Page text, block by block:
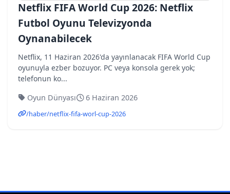
Netflix FIFA World Cup 2026: Netflix
Futbol Oyunu Televizyonda
Oynanabilecek
Netflix, 11 Haziran 2026'da yayınlanacak FIFA World Cup
oyunuyla ezber bozuyor. PC veya konsola gerek yok;
telefonun ko...
Oyun Dünyası
6 Haziran 2026
/haber/netflix-fifa-worl-cup-2026